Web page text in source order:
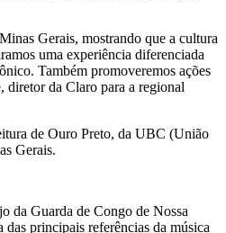
Gerais, mostrando que a cultura
uma experiência diferenciada
Também promoveremos ações
diretor da Claro para a regional
de Ouro Preto, da UBC (União
Gerais.
da Guarda de Congo de Nossa
principais referências da música